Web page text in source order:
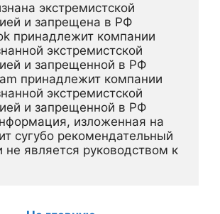
экстремистской
и запрещена в РФ
принадлежит компании
экстремистской
и запрещенной в РФ
принадлежит компании
экстремистской
и запрещенной в РФ
изложенная на
сугубо рекомендательный
не является руководством к